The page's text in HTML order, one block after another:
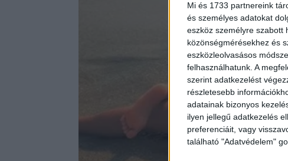
Mi és 1733 partnereink
és személyes adatokat
eszköz személyre szabott
közönségmérésekhez és
eszközleolvasásos
felhasználhatunk. A
szerint adatkezelést
részletesebb
adatainak bizonyos
ilyen jellegű adatkezelés
preferenciáit, vagy
található "Adatvédelem"